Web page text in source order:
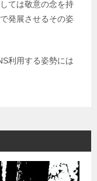
ては敬意の念を持
発展させるその姿
利用する姿勢には